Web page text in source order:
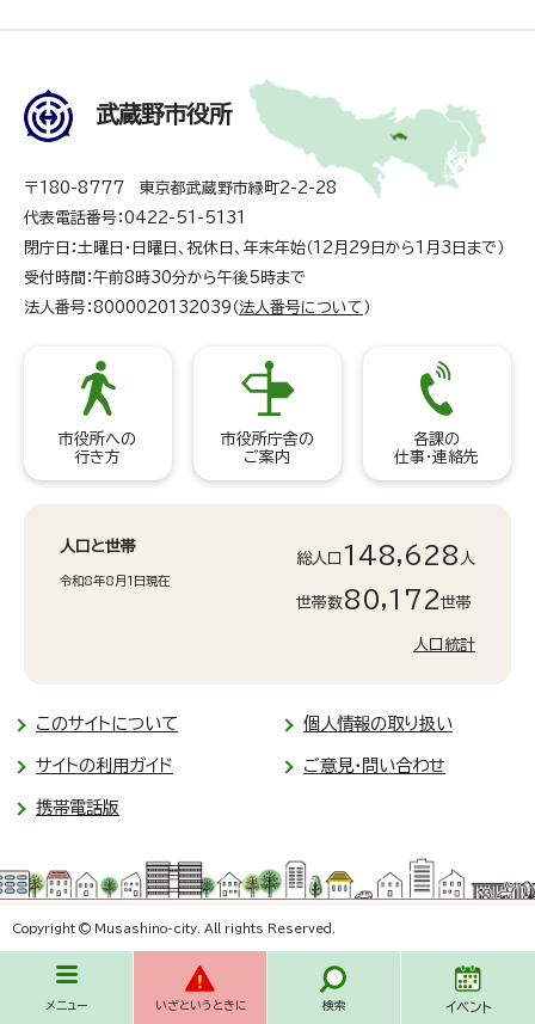
メニュー いざというときに 検索 イベント
武蔵野市役所
〒180-8777 東京都武蔵野市緑町2-2-28
代表電話番号：0422-51-5131
閉庁日：土曜日・日曜日、祝休日、年末年始（12月29日から1月3日まで）
受付時間：午前8時30分から午後5時まで
法人番号：8000020132039（ 法人番号について ）
市役所への
行き方
市役所庁舎の
ご案内
各課の
仕事・連絡先
人口と世帯
令和8年8月1日現在
総人口 148,628 人
世帯数80,172世帯
人口統計
このサイトについて 個人情報の取り扱い
サイトの利用ガイド ご意見・問い合わせ
携帯電話版
Copyright © Musashino-city. All rights Reserved.